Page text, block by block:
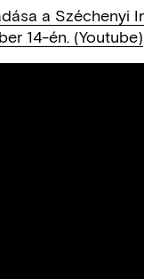
a Széchenyi
14-én. (Youtube)